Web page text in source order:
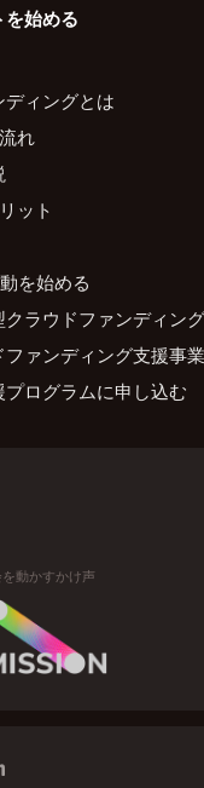
始める
ィングとは
れ
ット
を始める
ラウドファンディン
ァンディング支援事
ログラムに申し込む
動かすかけ声